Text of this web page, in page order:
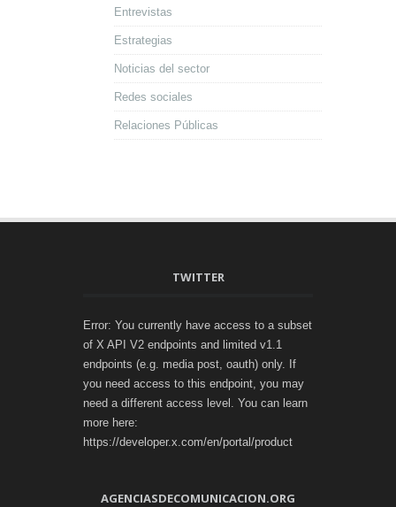
Entrevistas
Estrategias
Noticias del sector
Redes sociales
Relaciones Públicas
TWITTER
Error: You currently have access to a subset
of X API V2 endpoints and limited v1.1
endpoints (e.g. media post, oauth) only. If
you need access to this endpoint, you may
need a different access level. You can learn
more here:
https://developer.x.com/en/portal/product
AGENCIASDECOMUNICACION.ORG